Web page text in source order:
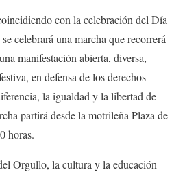
con la celebración del Día
celebrará una marcha que recorrerá
manifestación abierta, diversa,
en defensa de los derechos
la igualdad y la libertad de
partirá desde la motrileña Plaza de
horas.
Orgullo, la cultura y la educación